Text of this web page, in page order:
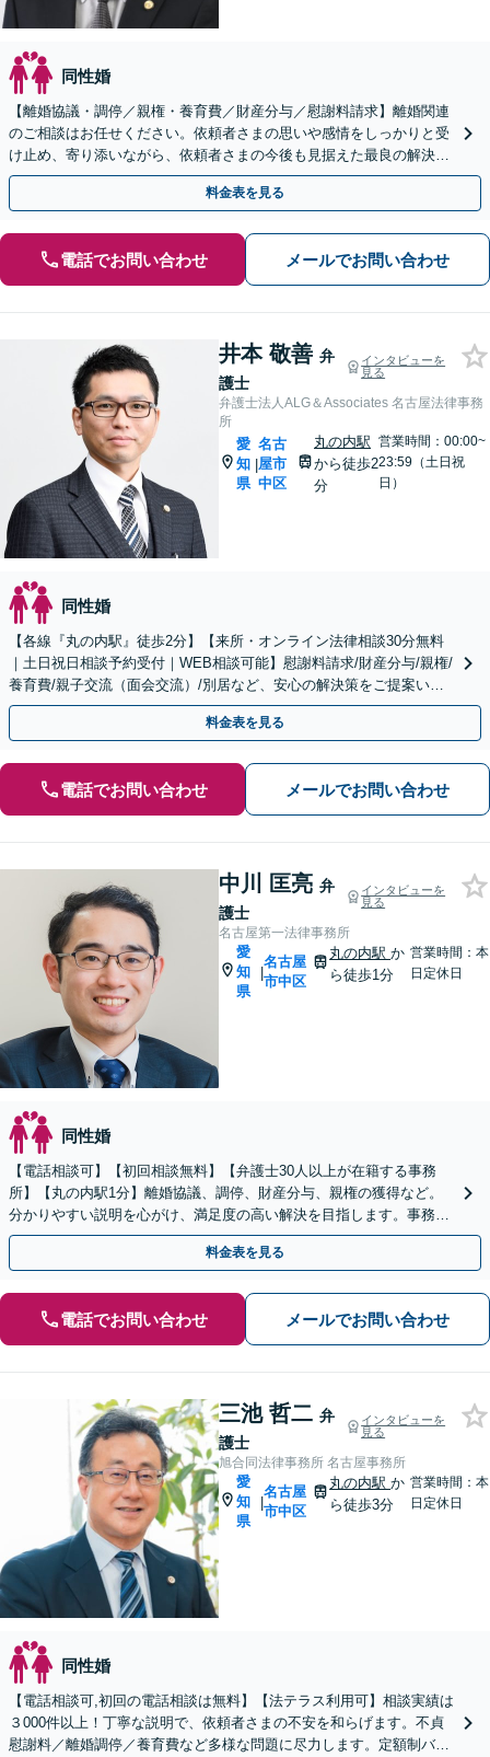
同性婚
【離婚協議・調停／親権・養育費／財産分与／慰謝料請求】離婚関連
のご相談はお任せください。依頼者さまの思いや感情をしっかりと受
け止め、寄り添いながら、依頼者さまの今後も見据えた最良の解決に
向け真摯に対応します【名古屋城駅5分】【初回相談無料】
料金表を見る
電話でお問い合わせ メールでお問い合わせ
井本 敬善 弁
護士
インタビューを
見る
弁護士法人ALG＆Associates 名古屋法律事務
所
愛
知
県
|
名古
屋市
中区
丸の内駅
から徒歩2
分
営業時間：00:00~
23:59（土日祝
日）
同性婚
【各線『丸の内駅』徒歩2分】【来所・オンライン法律相談30分無料
｜土日祝日相談予約受付｜WEB相談可能】慰謝料請求/財産分与/親権/
養育費/親子交流（面会交流）/別居など、安心の解決策をご提案いた
します
料金表を見る
電話でお問い合わせ メールでお問い合わせ
中川 匡亮 弁
護士
インタビューを
見る
名古屋第一法律事務所
愛
知
県
|
名古屋
市中区
丸の内駅か
ら徒歩1分
営業時間：本
日定休日
同性婚
【電話相談可】【初回相談無料】【弁護士30人以上が在籍する事務
所】【丸の内駅1分】離婚協議、調停、財産分与、親権の獲得など。
分かりやすい説明を心がけ、満足度の高い解決を目指します。事務所
の所属の女性弁護士と2名体制で対応も可能
料金表を見る
電話でお問い合わせ メールでお問い合わせ
三池 哲二 弁
護士
インタビューを
見る
旭合同法律事務所 名古屋事務所
愛
知
県
|
名古屋
市中区
丸の内駅か
ら徒歩3分
営業時間：本
日定休日
同性婚
【電話相談可,初回の電話相談は無料】【法テラス利用可】相談実績は
３000件以上！丁寧な説明で、依頼者さまの不安を和らげます。不貞
慰謝料／離婚調停／養育費など多様な問題に尽力します。定額制バッ